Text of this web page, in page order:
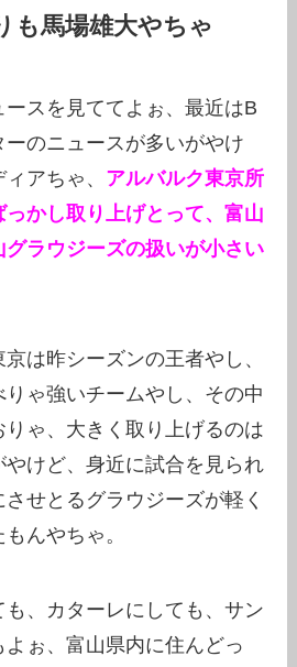
も馬場雄大やちゃ
スを見ててよぉ、最近はB
ーのニュースが多いがやけ
アちゃ、 アルバルク東京所
かし取り上げとって、富山
ラウジーズの扱いが小さい
は昨シーズンの王者やし、
ゃ強いチームやし、その中
ゃ、大きく取り上げるのは
けど、身近に試合を見られ
せとるグラウジーズが軽く
んやちゃ。
、カターレにしても、サン
ぉ、富山県内に住んどっ